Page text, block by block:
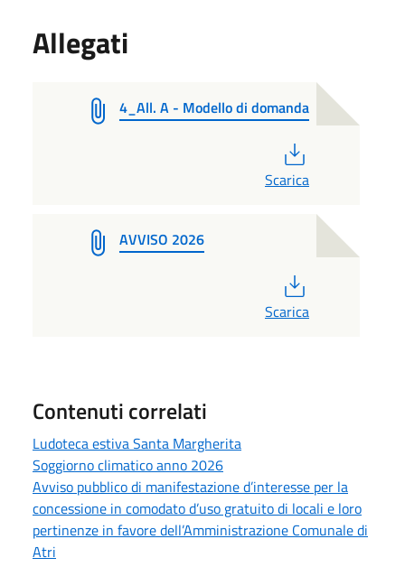
Allegati
4_All. A - Modello di domanda
Scarica
AVVISO 2026
Scarica
Contenuti correlati
Ludoteca estiva Santa Margherita
Soggiorno climatico anno 2026
Avviso pubblico di manifestazione d’interesse per la
concessione in comodato d’uso gratuito di locali e loro
pertinenze in favore dell’Amministrazione Comunale di
Atri